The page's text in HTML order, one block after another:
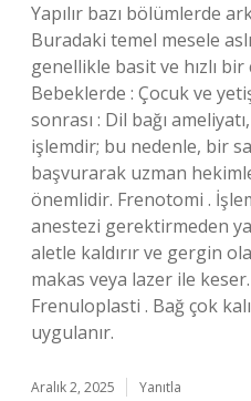
Yapılır bazı bölümlerde
Buradaki temel mesele
genellikle basit ve hızlı
Bebeklerde : Çocuk ve
sonrası : Dil bağı
işlemdir; bu nedenle, bir
başvurarak uzman
önemlidir. Frenotomi .
anestezi gerektirmeden
aletle kaldırır ve gergin
makas veya lazer ile
Frenuloplasti . Bağ çok
uygulanır.
Aralık 2, 2025 Yanıtla